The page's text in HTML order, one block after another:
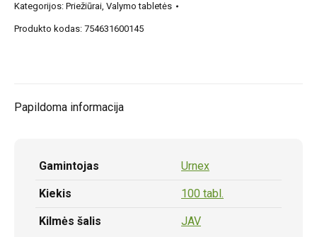
Cafiza
valymo
Kategorijos: Priežiūrai, Valymo tabletės
Produkto kodas: 754631600145
Papildoma informacija
Gamintojas Urnex
Kiekis 100 tabl.
Kilmės šalis JAV